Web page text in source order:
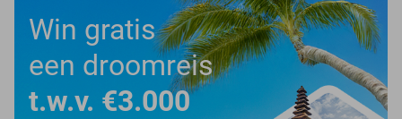
Win gratis
een droomreis
t.w.v. €3.000